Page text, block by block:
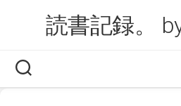
読書記録。